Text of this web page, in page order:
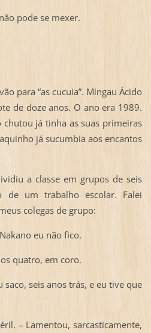
pode se mexer.
para “as cucuia”. Mingau Ácido
de doze anos. O ano era 1989.
já tinha as suas primeiras
já sucumbia aos encantos
a classe em grupos de seis
de um trabalho escolar. Falei
colegas de grupo:
eu não fico.
quatro, em coro.
seis anos trás, e eu tive que
– Lamentou, sarcasticamente,